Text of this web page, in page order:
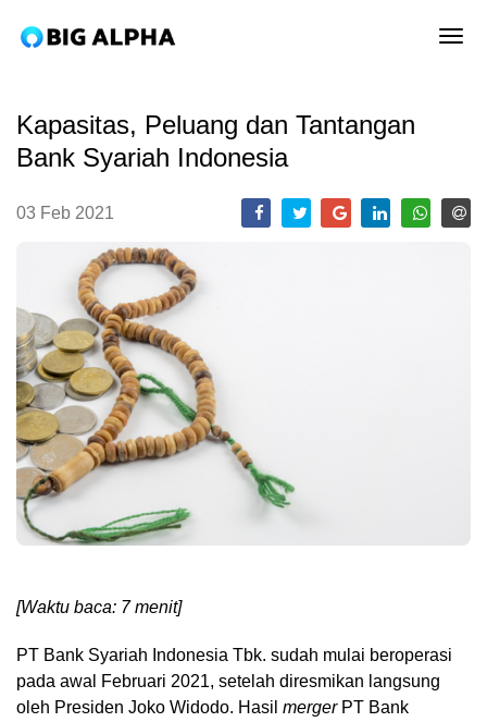
Kapasitas, Peluang dan Tantangan
Bank Syariah Indonesia
03 Feb 2021
[Waktu baca: 7 menit]
PT Bank Syariah Indonesia Tbk. sudah mulai beroperasi
pada awal Februari 2021, setelah diresmikan langsung
oleh Presiden Joko Widodo. Hasil mergerPT Bank